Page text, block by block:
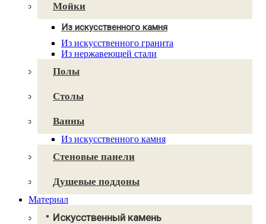
Avant Quartz
Мойки
Из искусственного камня
Для кухни
Для ванной
Из искусственного гранита
Из нержавеющей стали
Полы
Столы
Ванны
Из искусственного камня
Стеновые панели
Душевые поддоны
Материал
Искусственный камень